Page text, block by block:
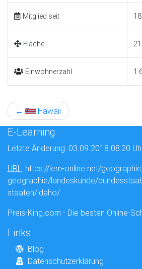
Mitglied seit
Fläche
Einwohnerzahl
← Hawaii
E-Learning
Letzte Änderung: 03.09.2018 08:20
URL: https://lern-online.net/
geographie/landeskunde/
staaten/idaho/
Preis-King.com - Die besten Online-
Links
Blog
Datenschutzerklärung